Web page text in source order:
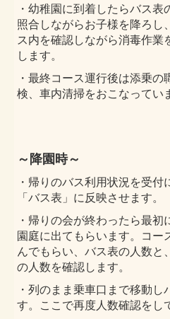
・幼稚園に到着したらバス
照合しながらお子様を降ろし
ス内を確認しながら消毒作業
します。
・最終コース運行後は添乗
検、車内清掃をおこなってい
～降園時～
・帰りのバス利用状況を受
「バス表」に反映させます。
・帰りの会が終わったら最
園庭に出てもらいます。コー
んでもらい、バス表の人数と
の人数を確認します。
・列のまま乗車口まで移動し
す。ここで再度人数確認をし